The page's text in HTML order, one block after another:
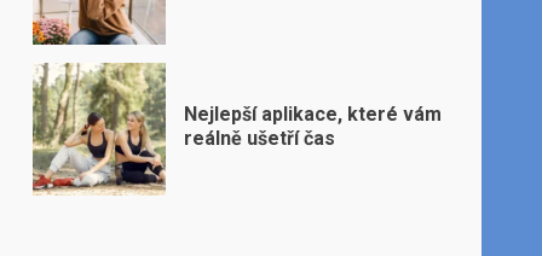
Nejlepší aplikace, které vám
reálně ušetří čas